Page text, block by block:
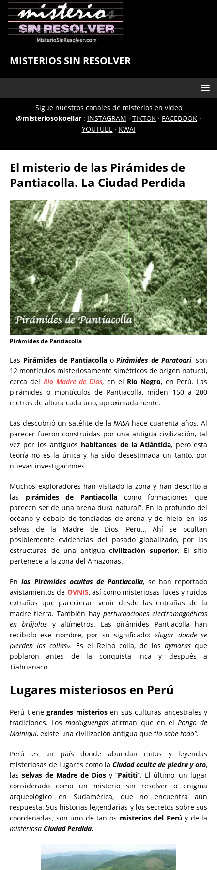
MISTERIOS SIN RESOLVER
Sigue nuestros canales de misterios en video
@misteriosokoellar : INSTAGRAM · TIKTOK · FACEBOOK ·
YOUTUBE · KWAI
El misterio de las Pirámides de
Pantiacolla. La Ciudad Perdida
Pirámides de Pantiacolla
Las Pirámides de PantiacollaoPirámides de Paratoari, son
12 montículos misteriosamente simétricos de origen natural,
cerca del Río Madre de Dios, en el Río Negro, en Perú. Las
pirámides o montículos de Pantiacolla, miden 150 a 200
metros de altura cada uno, aproximadamente.
Las descubrió un satélite de laNASA hace cuarenta años. Al
parecer fueron construidas por una antigua civilización, tal
vez por los antiguos habitantes de la Atlántida, pero esta
teoría no es la única y ha sido desestimada un tanto, por
nuevas investigaciones.
Muchos exploradores han visitado la zona y han descrito a
las pirámides de Pantiacolla como formaciones que
parecen ser de una arena dura natural”. En lo profundo del
océano y debajo de toneladas de arena y de hielo, en las
selvas de la Madre de Dios, Perú… Ahí se ocultan
posiblemente evidencias del pasado globalizado, por las
estructuras de una antiguacivilización superior. El sitio
pertenece a la zona del Amazonas.
En las Pirámides ocultas de Pantiacolla, se han reportado
avistamientos de OVNIS, así como misteriosas luces y ruidos
extraños que parecieran venir desde las entrañas de la
madre tierra. También hay perturbaciones electromagnéticas
en brújulas y altímetros. Las pirámides Pantiacolla han
recibido ese nombre, por su significado: «lugar donde se
pierden los collas». Es el Reino colla, de los aymaras que
poblaron antes de la conquista Inca y después a
Tiahuanaco.
Lugares misteriosos en Perú
Perú tiene grandes misteriosen sus culturas ancestrales y
tradiciones. Losmachiguengas afirman que en el Pongo de
Mainiqui, existe una civilización antigua que “lo sabe todo”.
Perú es un país donde abundan mitos y leyendas
misteriosas de lugares como la Ciudad oculta de piedra y oro,
las selvas de Madre de Dios y “Paititi”. El último, un lugar
considerado como un misterio sin resolver o enigma
arqueológico en Sudamérica, que no encuentra aún
respuesta. Sus historias legendarias y los secretos sobre sus
coordenadas, son uno de tantos misterios del Perúy de la
misteriosa Ciudad Perdida.